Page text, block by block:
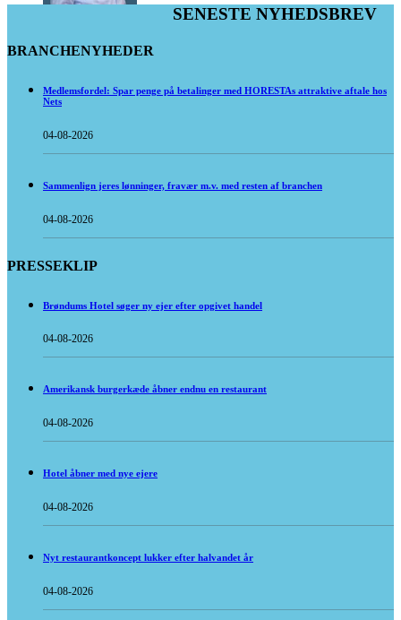
SENESTE NYHEDSBREV
BRANCHENYHEDER
Medlemsfordel: Spar penge på betalinger med HORESTAs attraktive aftale hos
Nets
04-08-2026
Sammenlign jeres lønninger, fravær m.v. med resten af branchen
04-08-2026
PRESSEKLIP
Brøndums Hotel søger ny ejer efter opgivet handel
04-08-2026
Amerikansk burgerkæde åbner endnu en restaurant
04-08-2026
Hotel åbner med nye ejere
04-08-2026
Nyt restaurantkoncept lukker efter halvandet år
04-08-2026